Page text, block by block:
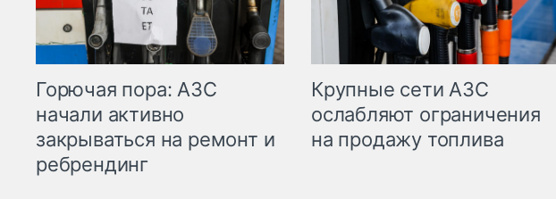
Горючая пора: АЗС
начали активно
закрываться на ремонт и
ребрендинг
Крупные сети АЗС
ослабляют ограничения
на продажу топлива